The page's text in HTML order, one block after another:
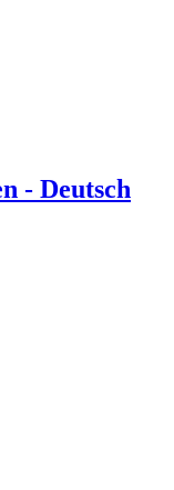
- Deutsch